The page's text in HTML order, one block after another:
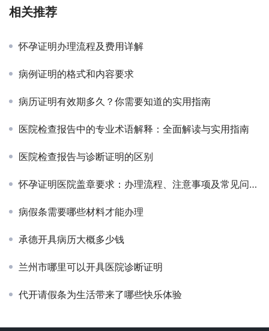
相关推荐
怀孕证明办理流程及费用详解
病例证明的格式和内容要求
病历证明有效期多久？你需要知道的实用指南
医院检查报告中的专业术语解释：全面解读与实用指南
医院检查报告与诊断证明的区别
怀孕证明医院盖章要求：办理流程、注意事项及常见问题解答
病假条需要哪些材料才能办理
承德开具病历大概多少钱
兰州市哪里可以开具医院诊断证明
代开请假条为生活带来了哪些快乐体验